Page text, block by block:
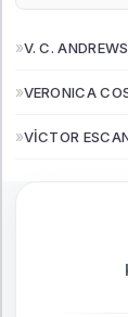
»V. C. ANDREWS
»VERONICA
»VİCTOR